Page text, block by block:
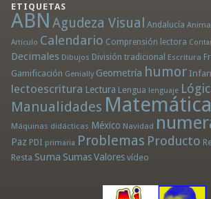
ETIQUETAS
ABN Agudeza Visual Andalucía
Artículo Calendario Comprensión lectora
Decimales Dibujos División tradicional Escritura
Gamificación Genially Geometría humor
lectoescritura Lectura Lengua lenguaje
Manualidades
Máquinas didácticas México Navidad
Paz PDI primaria Problemas Producto
Resta Suma Sumas Valores vídeo